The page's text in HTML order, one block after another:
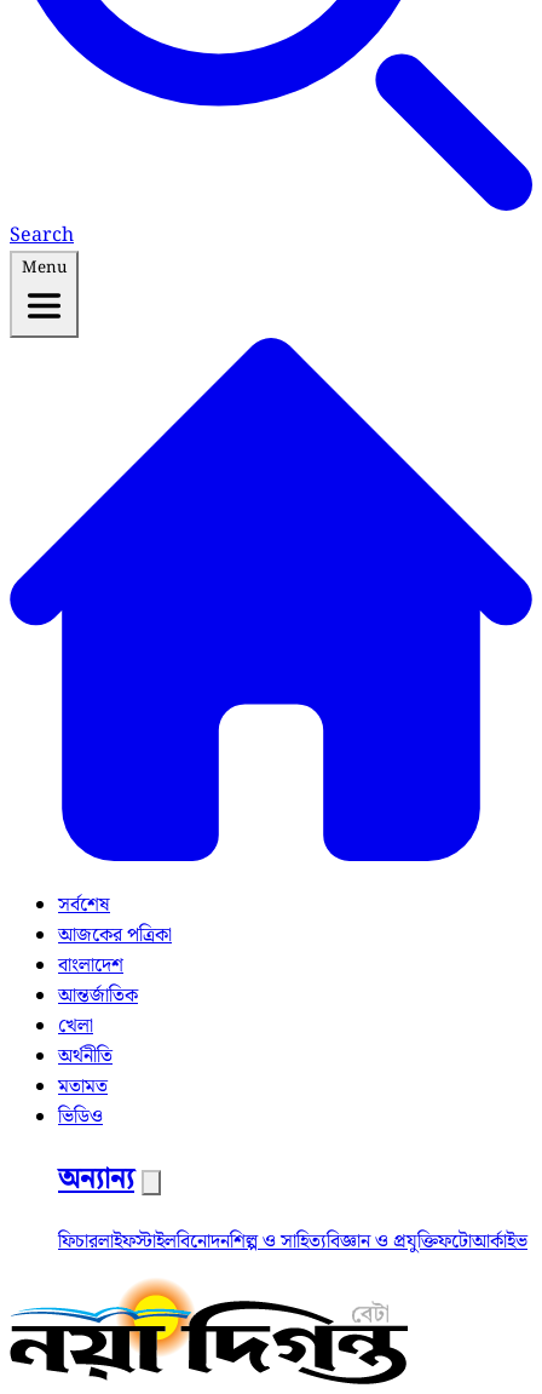
Search
Menu
সর্বশেষ
আজকের পত্রিকা
বাংলাদেশ
আন্তর্জাতিক
খেলা
অর্থনীতি
মতামত
ভিডিও
অন্যান্য
ফিচারলাইফস্টাইলবিনোদনশিল্প ও সাহিত্যবিজ্ঞান ও প্রযুক্তিফটোআর্কাইভ